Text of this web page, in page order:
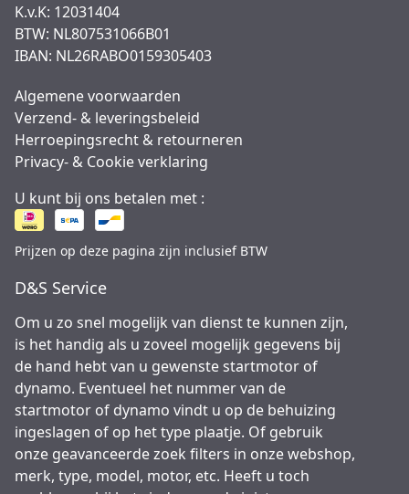
K.v.K: 12031404
BTW: NL807531066B01
IBAN: NL26RABO0159305403
Algemene voorwaarden
Verzend- & leveringsbeleid
Herroepingsrecht & retourneren
Privacy- & Cookie verklaring
U kunt bij ons betalen met :
Prijzen op deze pagina zijn inclusief BTW
D&S Service
Om u zo snel mogelijk van dienst te kunnen zijn,
is het handig als u zoveel mogelijk gegevens bij
de hand hebt van u gewenste startmotor of
dynamo. Eventueel het nummer van de
startmotor of dynamo vindt u op de behuizing
ingeslagen of op het type plaatje. Of gebruik
onze geavanceerde zoek filters in onze webshop,
merk, type, model, motor, etc. Heeft u toch